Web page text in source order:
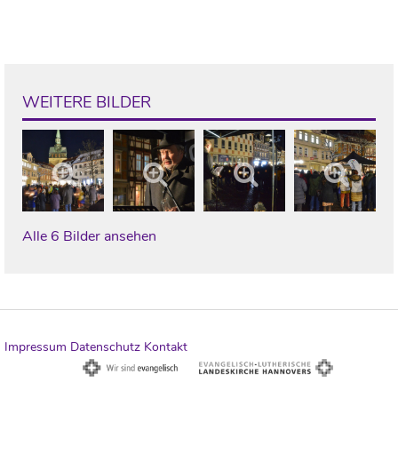
WEITERE BILDER
Alle 6 Bilder ansehen
Impressum Datenschutz Kontakt